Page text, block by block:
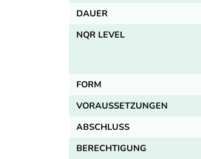
DAUER
NQR LEVEL
FORM
VORAUSSETZUNGEN
ABSCHLUSS
BERECHTIGUNG